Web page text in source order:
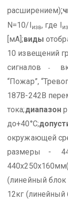
расширением);
N=10/I изв, где I
[мА];виды
10 извещений
сигналов -
“Пожар”,
187В-242В
тока;диапазон
до+40°С;
окружающей
размеры -
440х250х160мм
(линейный
12кг (линейный